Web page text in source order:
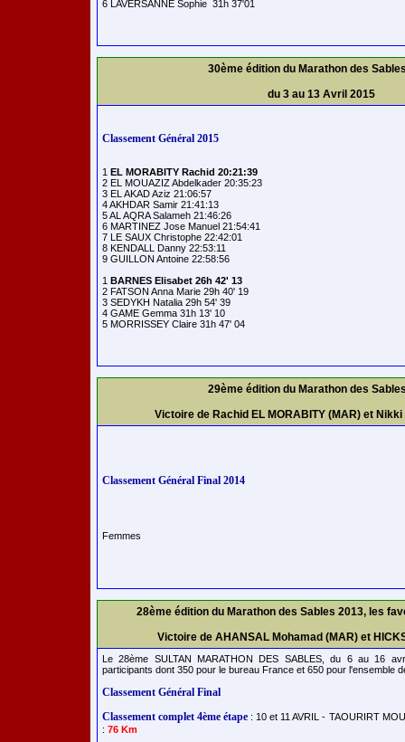
30ème édition du Marathon des
du 3 au 13 Avril 2015
Classement Général 2015
1 EL MORABITY Rachid 20:21:39
2 EL MOUAZIZ Abdelkader 20:35:23
3 EL AKAD Aziz 21:06:57
4 AKHDAR Samir 21:41:13
5 AL AQRA Salameh 21:46:26
6 MARTINEZ Jose Manuel 21:54:41
7 LE SAUX Christophe 22:42:01
8 KENDALL Danny 22:53:11
9 GUILLON Antoine 22:58:56
1 BARNES Elisabet 26h 42' 13
2 FATSON Anna Marie 29h 40' 19
3 SEDYKH Natalia 29h 54' 39
4 GAME Gemma 31h 13' 10
29ème édition du Marathon des
Victoire de Rachid EL MORABITY (MAR) et
Classement Général Final 2014
Femmes
28ème édition du Marathon des Sables 2013, les
Victoire de AHANSAL Mohamad (MAR) et
Le 28ème SULTAN MARATHON DES SABLES, du 6 au 16
participants dont 350 pour le bureau France et 650 pour l'ensemble
Classement Général Final
Classement complet 4ème étape : 10 et 11 AVRIL - TAOURIRT
: 76 Km